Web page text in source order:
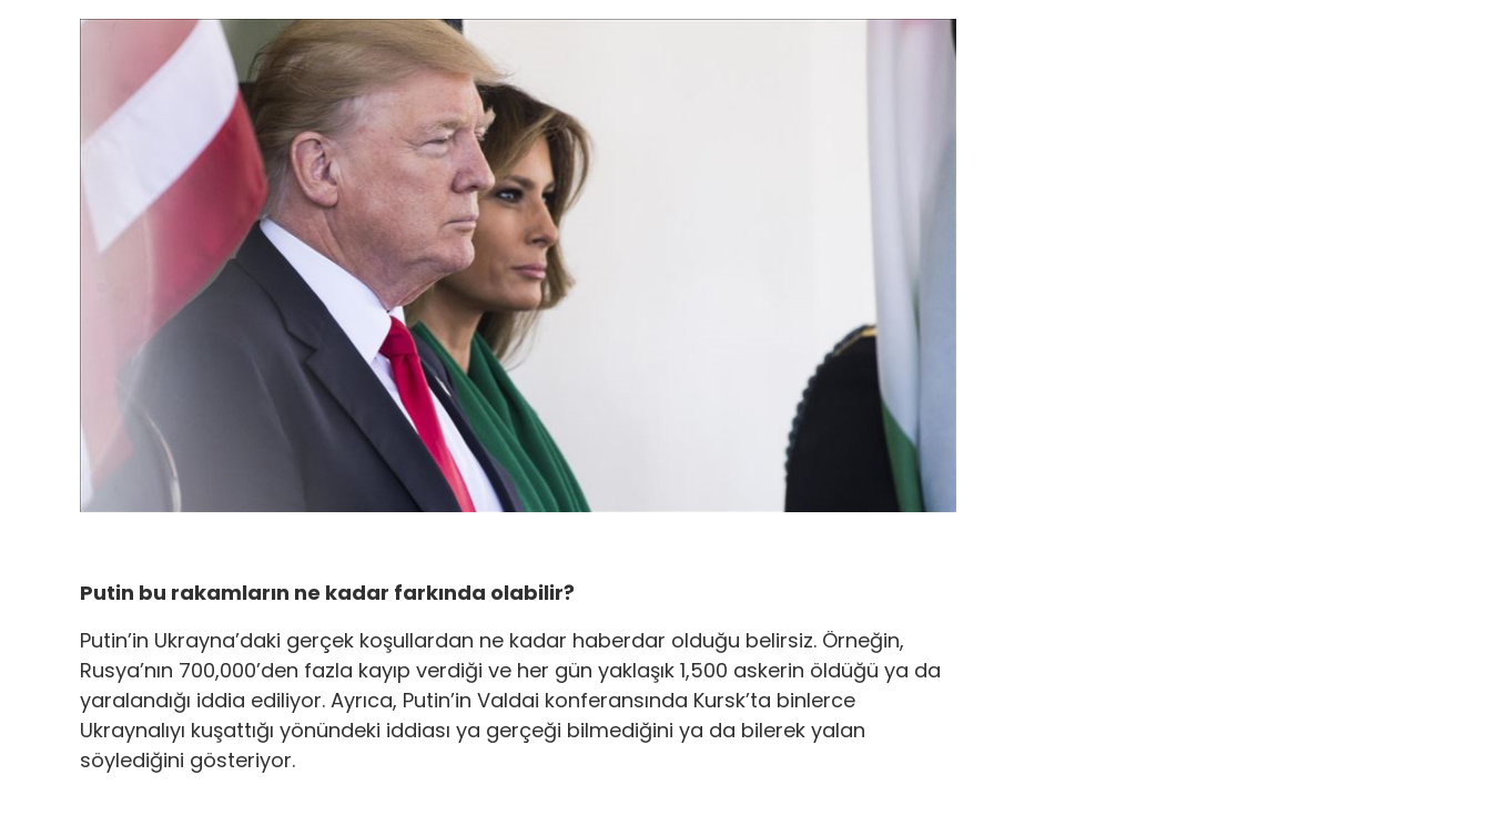
Putin bu rakamların ne kadar farkında olabilir?
Putin’in Ukrayna’daki gerçek koşullardan ne kadar haberdar olduğu belirsiz. Örneğin,
Rusya’nın 700,000’den fazla kayıp verdiği ve her gün yaklaşık 1,500 askerin öldüğü ya da
yaralandığı iddia ediliyor. Ayrıca, Putin’in Valdai konferansında Kursk’ta binlerce
Ukraynalıyı kuşattığı yönündeki iddiası ya gerçeği bilmediğini ya da bilerek yalan
söylediğini gösteriyor.